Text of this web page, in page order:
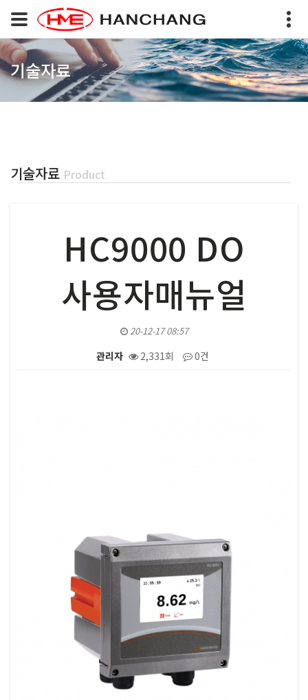
기술자료
기술자료 Product
HC9000 DO
사용자매뉴얼
20-12-17 08:57
관리자 2,331회 0건